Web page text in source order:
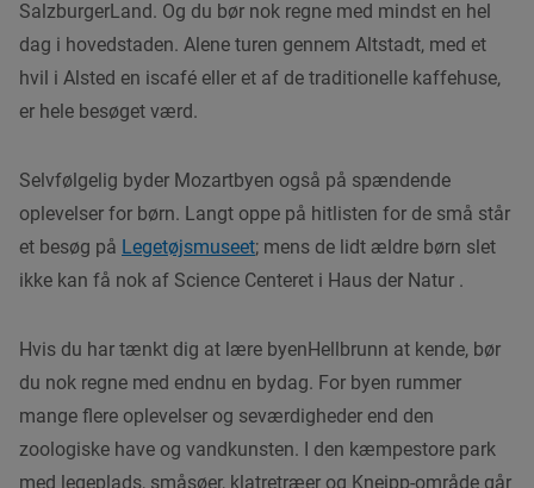
SalzburgerLand. Og du bør nok regne med mindst en hel
dag i hovedstaden. Alene turen gennem Altstadt, med et
hvil i Alsted en iscafé eller et af de traditionelle kaffehuse,
er hele besøget værd.
Selvfølgelig byder Mozartbyen også på spændende
oplevelser for børn. Langt oppe på hitlisten for de små står
et besøg på Legetøjsmuseet; mens de lidt ældre børn slet
ikke kan få nok af Science Centeret i Haus der Natur .
Hvis du har tænkt dig at lære byenHellbrunn at kende, bør
du nok regne med endnu en bydag. For byen rummer
mange flere oplevelser og seværdigheder end den
zoologiske have og vandkunsten. I den kæmpestore park
med legeplads, småsøer, klatretræer og Kneipp-område går